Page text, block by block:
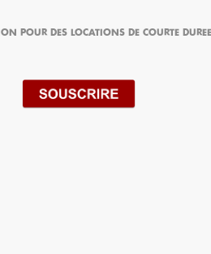
POUR DES LOCATIONS DE COURTE